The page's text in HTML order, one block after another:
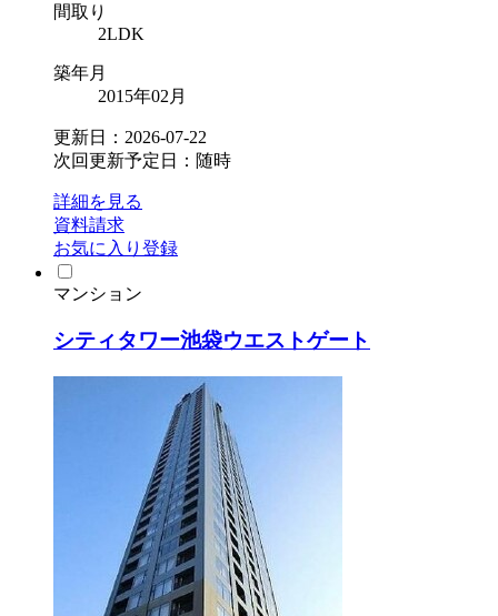
間取り
2LDK
築年月
2015年02月
更新日：2026-07-22
次回更新予定日：随時
詳細を見る
資料請求
お気に入り登録
マンション
シティタワー池袋ウエストゲート